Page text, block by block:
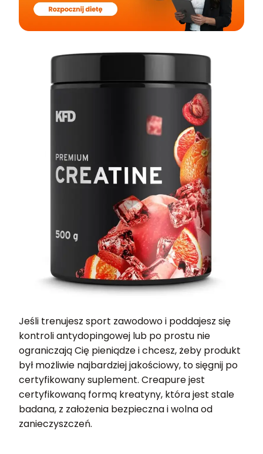
Jeśli trenujesz sport zawodowo i poddajesz się
kontroli antydopingowej lub po prostu nie
ograniczają Cię pieniądze i chcesz, żeby produkt
był możliwie najbardziej jakościowy, to sięgnij po
certyfikowany suplement. Creapure jest
certyfikowaną formą kreatyny, która jest stale
badana, z założenia bezpieczna i wolna od
zanieczyszczeń.